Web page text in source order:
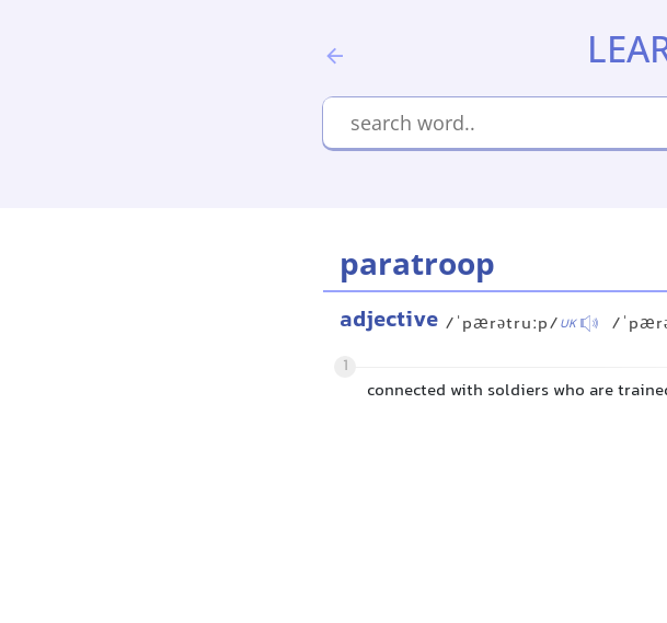
paratroop
adjective /ˈpærətruːp/UK /
1
connected with soldiers who are